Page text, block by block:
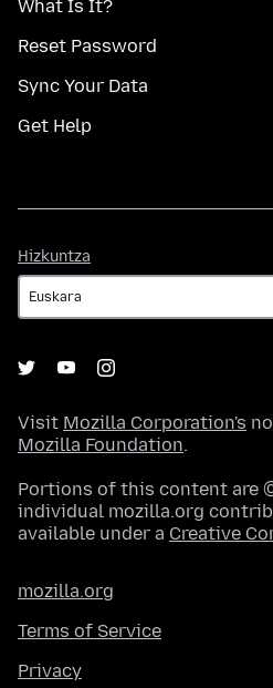
What Is It?
Reset Password
Sync Your Data
Get Help
Hizkuntza
Visit Mozilla Corporation's
Mozilla Foundation.
Portions of this content are
individual mozilla.org
available under a Creative
mozilla.org
Terms of Service
Privacy